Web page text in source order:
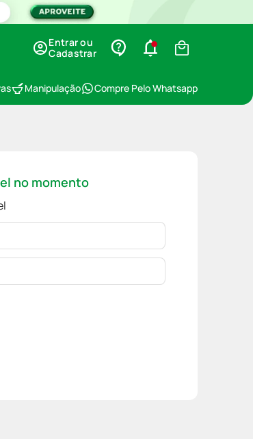
Entrar ou
Cadastrar
Manipulação Compre Pelo Whatsapp
no momento